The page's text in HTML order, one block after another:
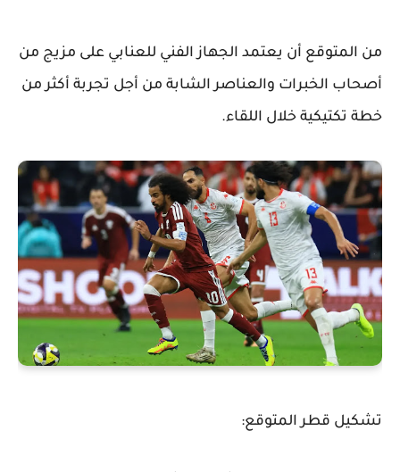
من المتوقع أن يعتمد الجهاز الفني للعنابي على مزيج من
أصحاب الخبرات والعناصر الشابة من أجل تجربة أكثر من
خطة تكتيكية خلال اللقاء.
تشكيل قطر المتوقع: